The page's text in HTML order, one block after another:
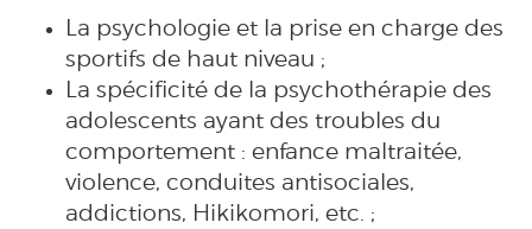
La psychologie et la prise en charge des
sportifs de haut niveau ;
La spécificité de la psychothérapie des
adolescents ayant des troubles du
comportement : enfance maltraitée,
violence, conduites antisociales,
addictions, Hikikomori, etc. ;